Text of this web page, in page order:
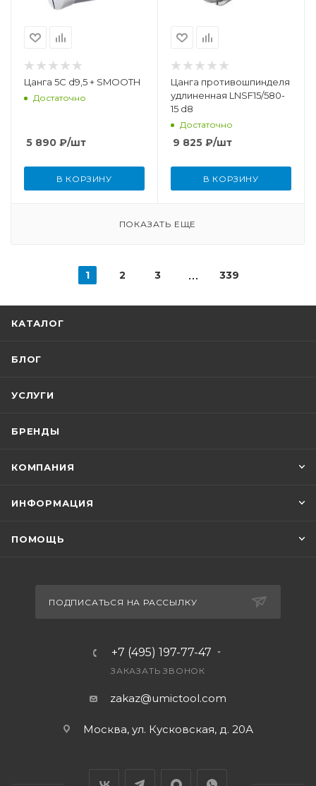
Цанга 5С d9,5 + SMOOTH
Достаточно
5 890 ₽/шт
В КОРЗИНУ
Цанга противошпинделя
удлиненная LNSF15/580-
15 d8
Достаточно
9 825 ₽/шт
В КОРЗИНУ
ПОКАЗАТЬ ЕЩЕ
1 2 3 339
КАТАЛОГ
БЛОГ
УСЛУГИ
БРЕНДЫ
КОМПАНИЯ
ИНФОРМАЦИЯ
ПОМОЩЬ
ПОДПИСАТЬСЯ НА РАССЫЛКУ
+7 (495) 197-77-47
ЗАКАЗАТЬ ЗВОНОК
zakaz@umictool.com
Москва, ул. Кусковская, д. 20А